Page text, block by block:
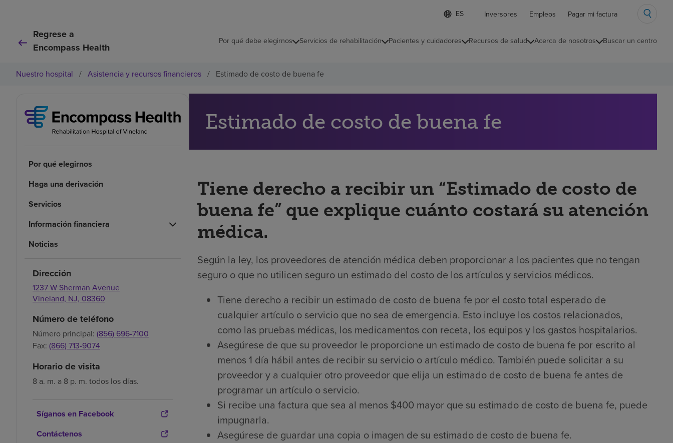
Lista
de
contraída
d
o
e
i
a
Inversores Empleos Pagar mi factura
Regrese a
Encompass Health
Por qué debe elegirnos Servicios de rehabilitación Pacientes y cuidadores Recursos de salud Acerca de nosotros Buscar un centro
Nuestro hospital / Asistencia y recursos financieros / Estimado de costo de buena fe
Por qué elegirnos
Haga una derivación
Servicios
Información financiera
Noticias
Dirección
1237 W Sherman Avenue
Vineland, NJ, 08360
Número de teléfono
Número principal: (856) 696-7100
Fax: (866) 713-9074
Horario de visita
8 a. m. a 8 p. m. todos los días.
Síganos en Facebook
Contáctenos
Estimado de costo de buena fe
Tiene derecho a recibir un “Estimado de costo de
buena fe” que explique cuánto costará su atención
médica.
Según la ley, los proveedores de atención médica deben proporcionar a los pacientes que no tengan
seguro o que no utilicen seguro un estimado del costo de los artículos y servicios médicos.
Tiene derecho a recibir un estimado de costo de buena fe por el costo total esperado de
cualquier artículo o servicio que no sea de emergencia. Esto incluye los costos relacionados,
como las pruebas médicas, los medicamentos con receta, los equipos y los gastos hospitalarios.
Asegúrese de que su proveedor le proporcione un estimado de costo de buena fe por escrito al
menos 1 día hábil antes de recibir su servicio o artículo médico. También puede solicitar a su
proveedor y a cualquier otro proveedor que elija un estimado de costo de buena fe antes de
programar un artículo o servicio.
Si recibe una factura que sea al menos $400 mayor que su estimado de costo de buena fe, puede
impugnarla.
Asegúrese de guardar una copia o imagen de su estimado de costo de buena fe.